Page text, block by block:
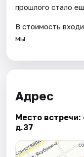
прошлого стало
В стоимость
мы
Адрес
Место
д.37